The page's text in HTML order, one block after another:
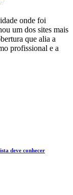
onde foi
um dos sites mais
que alia a
profissional e a
deve conhecer